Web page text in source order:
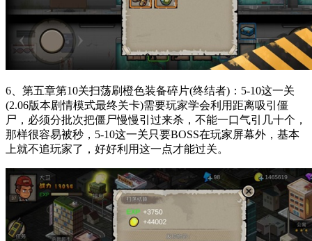
6、第五章第10关扫荡刷橙色装备碎片(终结者)：5-10这一关
(2.06版本剧情模式最终关卡)需要玩家学会利用距离吸引僵
尸，必须分批次把僵尸慢慢引过来杀，不能一口气引几十个，
那样很容易被秒，5-10这一关只要BOSS在玩家屏幕外，基本
上就不追玩家了，好好利用这一点才能过关。